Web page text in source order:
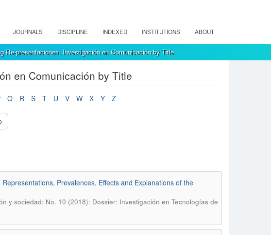
JOURNALS DISCIPLINE INDEXED INSTITUTIONS ABOUT
Re-presentaciones. Investigación en Comunicación by Title
en Comunicación by Title
Q R S T U V W X Y Z
Prevalences, Effects and Explanations of the
y sociedad; No. 10 (2018): Dossier: Investigación en Tecnologías de